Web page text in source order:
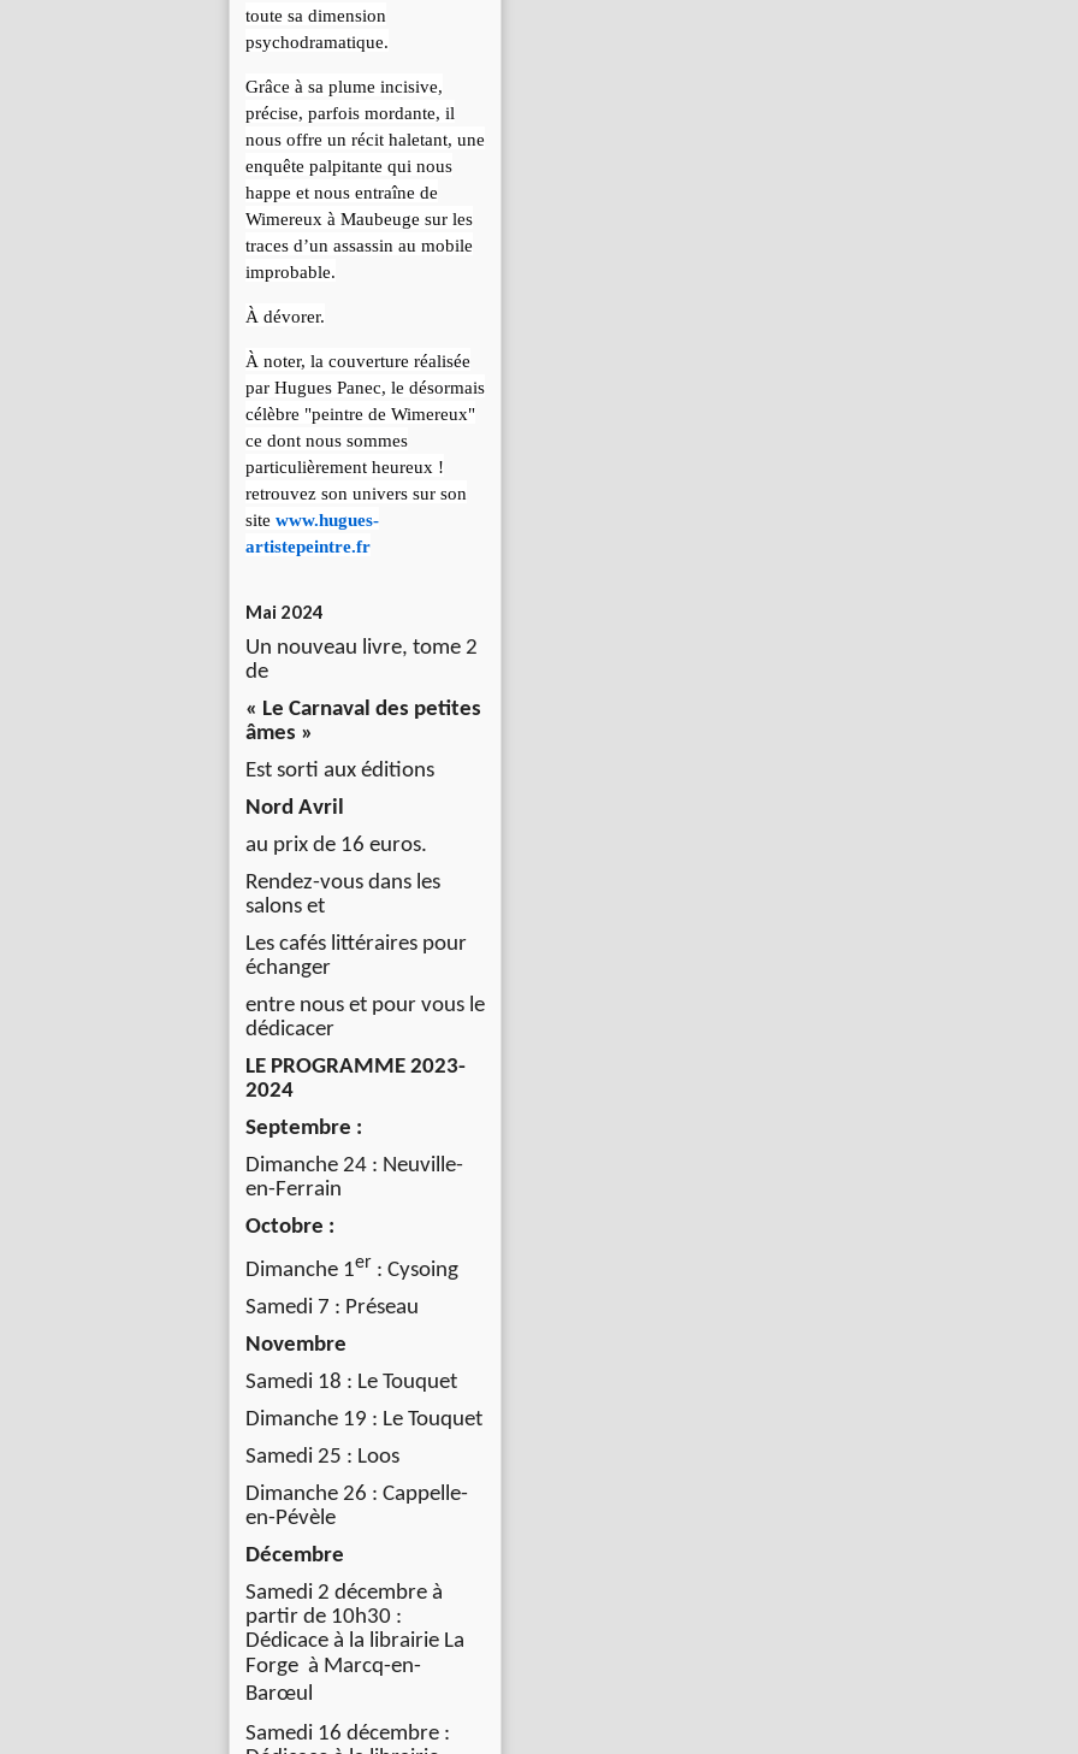
toute sa dimension
psychodramatique.
Grâce à sa plume incisive,
précise, parfois mordante, il
nous offre un récit haletant, une
enquête palpitante qui nous
happe et nous entraîne de
Wimereux à Maubeuge sur les
traces d’un assassin au mobile
improbable.
À dévorer.
À noter, la couverture réalisée
par Hugues Panec, le désormais
célèbre "peintre de Wimereux"
ce dont nous sommes
particulièrement heureux !
retrouvez son univers sur son
site www.hugues-
artistepeintre.fr
Mai 2024
Un nouveau livre, tome 2
de
« Le Carnaval des petites
âmes »
Est sorti aux éditions
Nord Avril
au prix de 16 euros.
Rendez-vous dans les
salons et
Les cafés littéraires pour
échanger
entre nous et pour vous le
dédicacer
LE PROGRAMME 2023-
2024
Septembre :
Dimanche 24 : Neuville-
en-Ferrain
Octobre :
Dimanche 1er : Cysoing
Samedi 7 : Préseau
Novembre
Samedi 18 : Le Touquet
Dimanche 19 : Le Touquet
Samedi 25 : Loos
Dimanche 26 : Cappelle-
en-Pévèle
Décembre
Samedi 2 décembre à
partir de 10h30 :
Dédicace à la librairie La
Forge à Marcq-en-
Barœul
Samedi 16 décembre :